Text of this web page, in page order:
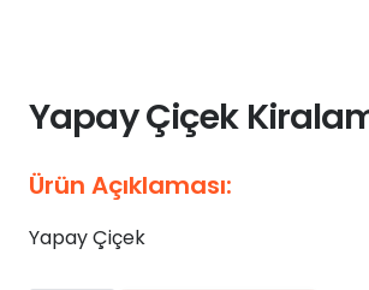
Yapay Çiçek
Ürün Açıklaması:
Yapay Çiçek
₺0,00